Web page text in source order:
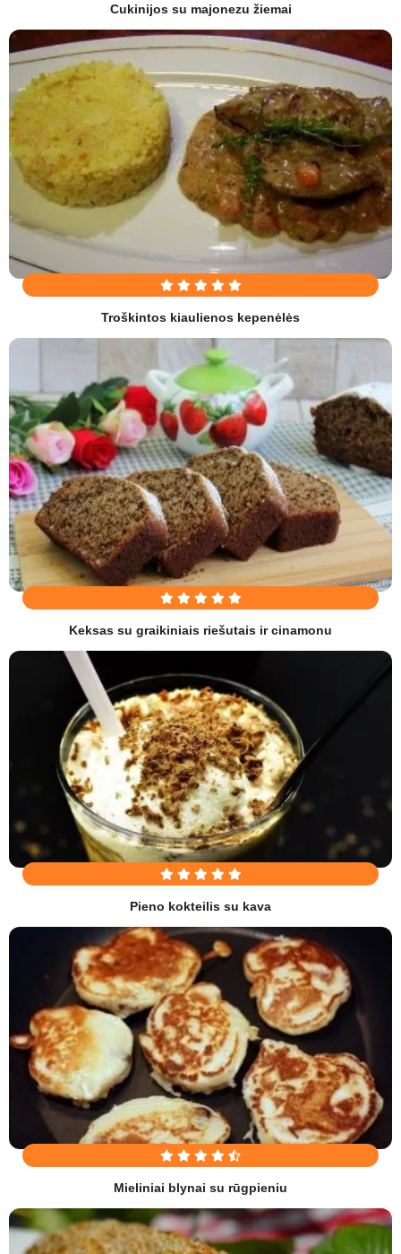
Cukinijos su majonezu žiemai
Troškintos kiaulienos kepenėlės
Keksas su graikiniais riešutais ir cinamonu
Pieno kokteilis su kava
Mieliniai blynai su rūgpieniu